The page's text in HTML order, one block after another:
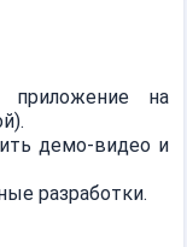
приложение на
демо-видео и
разработки.